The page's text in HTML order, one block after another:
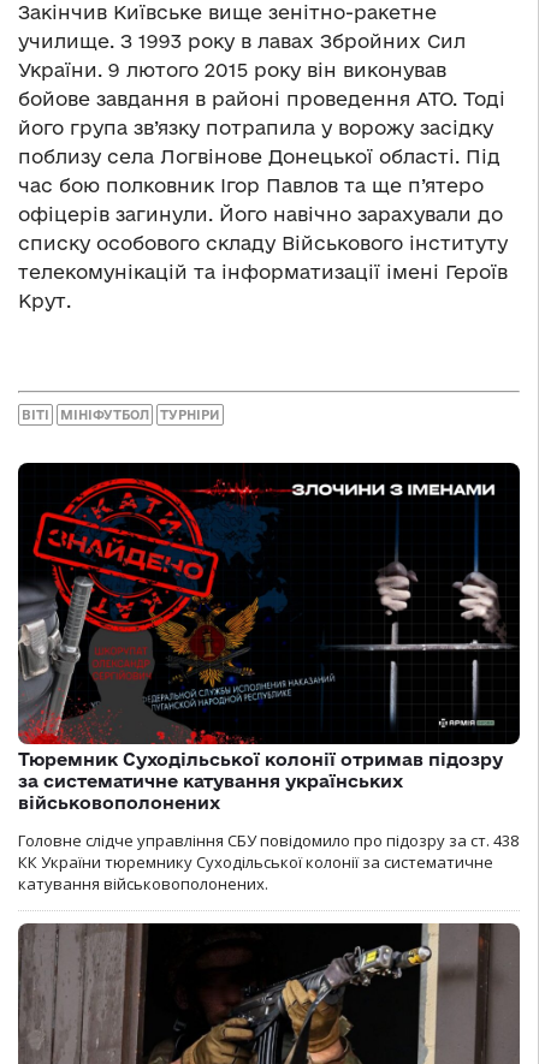
Закінчив Київське вище зенітно-ракетне
училище. З 1993 року в лавах Збройних Сил
України. 9 лютого 2015 року він виконував
бойове завдання в районі проведення АТО. Тоді
його група зв’язку потрапила у ворожу засідку
поблизу села Логвінове Донецької області. Під
час бою полковник Ігор Павлов та ще п’ятеро
офіцерів загинули. Його навічно зарахували до
списку особового складу Військового інституту
телекомунікацій та інформатизації імені Героїв
Крут.
ВІТІ МІНІФУТБОЛ ТУРНІРИ
Тюремник Суходільської колонії отримав підозру
за систематичне катування українських
військовополонених
Головне слідче управління СБУ повідомило про підозру за ст. 438
КК України тюремнику Суходільської колонії за систематичне
катування військовополонених.